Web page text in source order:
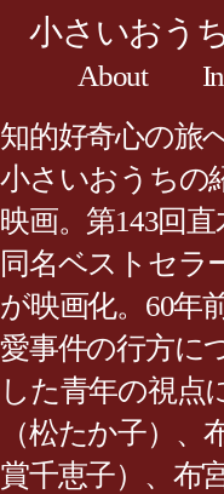
小さいおう
About
知的好奇心の旅
小さいおうちの
映画。第143回
同名ベストセラ
が映画化。60年
愛事件の行方に
した青年の視点
（松たか子）、
賞千恵子）、布